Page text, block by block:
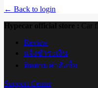
← Back to login
Hypecar official store : Car
Review
แจ้งชำระเงิน
ติดตามคำสั่งซื้อ
Support Center